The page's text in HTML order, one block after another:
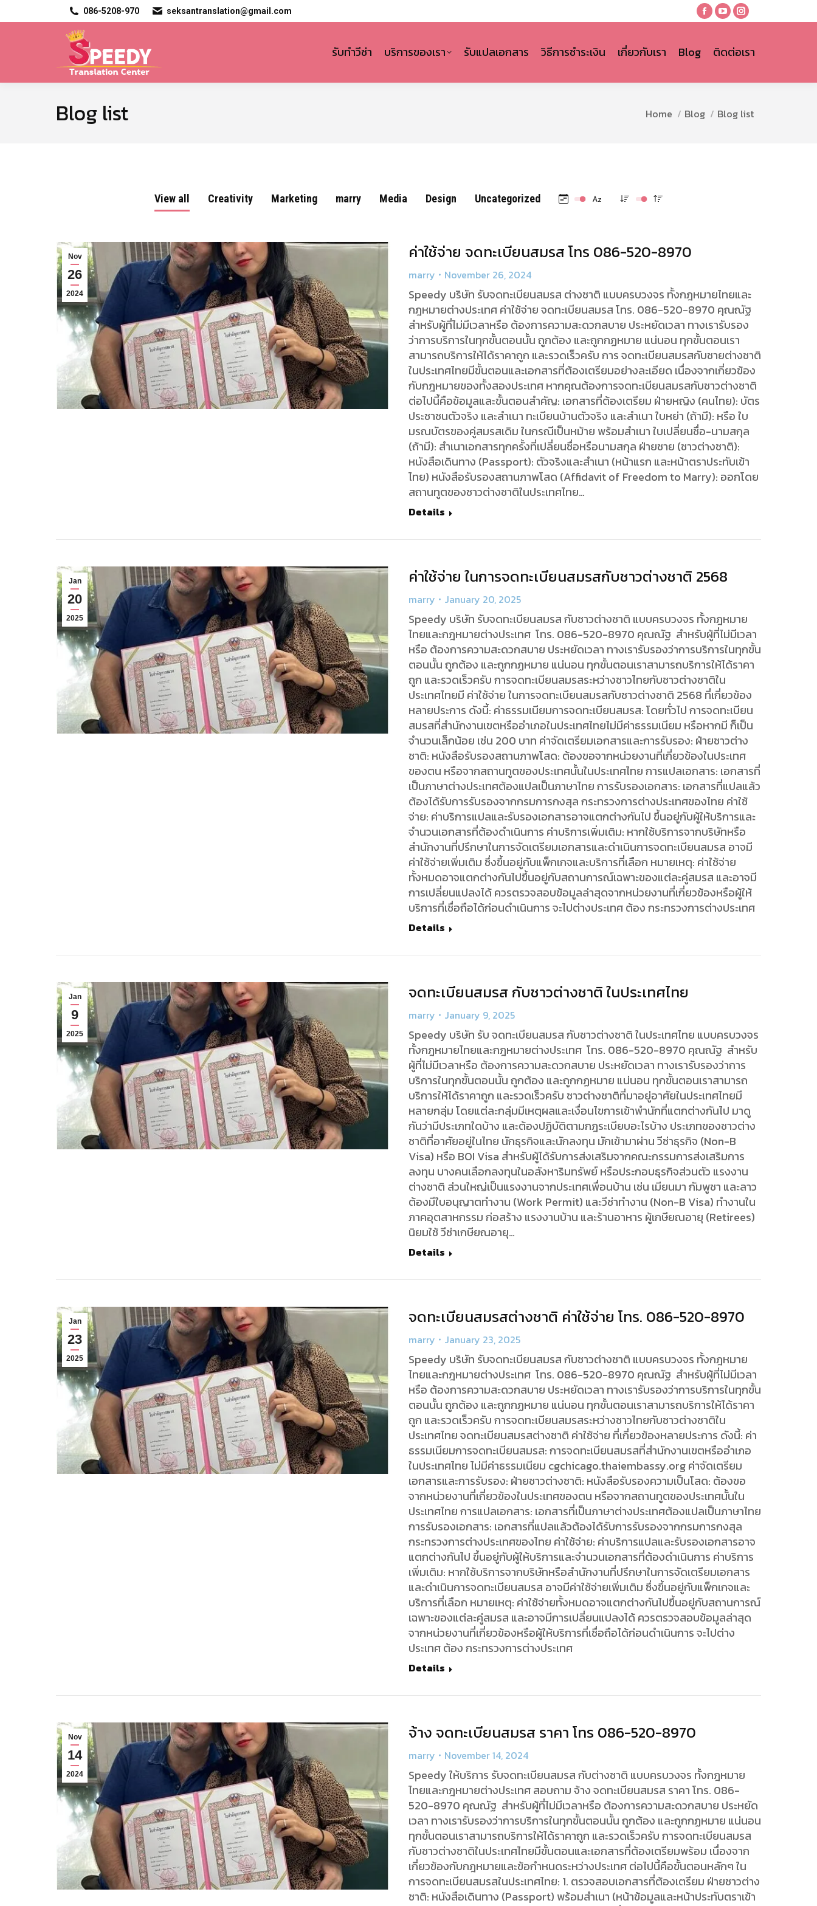
086-5208-970 seksantranslation@gmail.com
Facebook
opens
new
YouTube
opens
new
Instagram
opens
new
รับทำวีซ่า บริการของเรา รับแปลเอกสาร วิธีการชำระเงิน เกี่ยวกับเรา Blog ติดต่อเรา
Blog list You are here:
Home Blog Blog list
View all Creativity Marketing marry Media Design Uncategorized
Nov
26
2024
ค่าใช้จ่าย จดทะเบียนสมรส โทร 086-520-8970
marry November 26, 2024
Speedy บริษัท รับจดทะเบียนสมรส ต่างชาติ แบบครบวงจร ทั้งกฎหมายไทยและ
กฎหมายต่างประเทศ ค่าใช้จ่าย จดทะเบียนสมรส โทร. 086-520-8970 คุณณัฐ
สำหรับผู้ที่ไม่มีเวลาหรือ ต้องการความสะดวกสบาย ประหยัดเวลา ทางเรารับรอง
ว่าการบริการในทุกขั้นตอนนั้น ถูกต้อง และถูกกฏหมาย แน่นอน ทุกขั้นตอนเรา
สามารถบริการให้ได้ราคาถูก และรวดเร็วครับ การ จดทะเบียนสมรสกับชายต่างชาติ
ในประเทศไทยมีขั้นตอนและเอกสารที่ต้องเตรียมอย่างละเอียด เนื่องจากเกี่ยวข้อง
กับกฎหมายของทั้งสองประเทศ หากคุณต้องการจดทะเบียนสมรสกับชาวต่างชาติ
ต่อไปนี้คือข้อมูลและขั้นตอนสำคัญ: เอกสารที่ต้องเตรียม ฝ่ายหญิง (คนไทย): บัตร
ประชาชนตัวจริง และสำเนา ทะเบียนบ้านตัวจริง และสำเนา ใบหย่า (ถ้ามี): หรือ ใบ
มรณบัตรของคู่สมรสเดิม ในกรณีเป็นหม้าย พร้อมสำเนา ใบเปลี่ยนชื่อ-นามสกุล
(ถ้ามี): สำเนาเอกสารทุกครั้งที่เปลี่ยนชื่อหรือนามสกุล ฝ่ายชาย (ชาวต่างชาติ):
หนังสือเดินทาง (Passport): ตัวจริงและสำเนา (หน้าแรก และหน้าตราประทับเข้า
ไทย) หนังสือรับรองสถานภาพโสด (Affidavit of Freedom to Marry): ออกโดย
สถานทูตของชาวต่างชาติในประเทศไทย…
Details
Jan
20
2025
ค่าใช้จ่าย ในการจดทะเบียนสมรสกับชาวต่างชาติ 2568
marry January 20, 2025
Speedy บริษัท รับจดทะเบียนสมรส กับชาวต่างชาติ แบบครบวงจร ทั้งกฎหมาย
ไทยและกฎหมายต่างประเทศ โทร. 086-520-8970 คุณณัฐ สำหรับผู้ที่ไม่มีเวลา
หรือ ต้องการความสะดวกสบาย ประหยัดเวลา ทางเรารับรองว่าการบริการในทุกขั้น
ตอนนั้น ถูกต้อง และถูกกฏหมาย แน่นอน ทุกขั้นตอนเราสามารถบริการให้ได้ราคา
ถูก และรวดเร็วครับ การจดทะเบียนสมรสระหว่างชาวไทยกับชาวต่างชาติใน
ประเทศไทยมี ค่าใช้จ่าย ในการจดทะเบียนสมรสกับชาวต่างชาติ 2568 ที่เกี่ยวข้อง
หลายประการ ดังนี้: ค่าธรรมเนียมการจดทะเบียนสมรส: โดยทั่วไป การจดทะเบียน
สมรสที่สำนักงานเขตหรืออำเภอในประเทศไทยไม่มีค่าธรรมเนียม หรือหากมี ก็เป็น
จำนวนเล็กน้อย เช่น 200 บาท ค่าจัดเตรียมเอกสารและการรับรอง: ฝ่ายชาวต่าง
ชาติ: หนังสือรับรองสถานภาพโสด: ต้องขอจากหน่วยงานที่เกี่ยวข้องในประเทศ
ของตน หรือจากสถานทูตของประเทศนั้นในประเทศไทย การแปลเอกสาร: เอกสารที่
เป็นภาษาต่างประเทศต้องแปลเป็นภาษาไทย การรับรองเอกสาร: เอกสารที่แปลแล้ว
ต้องได้รับการรับรองจากกรมการกงสุล กระทรวงการต่างประเทศของไทย ค่าใช้
จ่าย: ค่าบริการแปลและรับรองเอกสารอาจแตกต่างกันไป ขึ้นอยู่กับผู้ให้บริการและ
จำนวนเอกสารที่ต้องดำเนินการ ค่าบริการเพิ่มเติม: หากใช้บริการจากบริษัทหรือ
สำนักงานที่ปรึกษาในการจัดเตรียมเอกสารและดำเนินการจดทะเบียนสมรส อาจมี
ค่าใช้จ่ายเพิ่มเติม ซึ่งขึ้นอยู่กับแพ็กเกจและบริการที่เลือก หมายเหตุ: ค่าใช้จ่าย
ทั้งหมดอาจแตกต่างกันไปขึ้นอยู่กับสถานการณ์เฉพาะของแต่ละคู่สมรส และอาจมี
การเปลี่ยนแปลงได้ ควรตรวจสอบข้อมูลล่าสุดจากหน่วยงานที่เกี่ยวข้องหรือผู้ให้
บริการที่เชื่อถือได้ก่อนดำเนินการ จะไปต่างประเทศ ต้อง กระทรวงการต่างประเทศ
Details
Jan
9
2025
จดทะเบียนสมรส กับชาวต่างชาติ ในประเทศไทย
marry January 9, 2025
Speedy บริษัท รับ จดทะเบียนสมรส กับชาวต่างชาติ ในประเทศไทย แบบครบวงจร
ทั้งกฎหมายไทยและกฎหมายต่างประเทศ โทร. 086-520-8970 คุณณัฐ สำหรับ
ผู้ที่ไม่มีเวลาหรือ ต้องการความสะดวกสบาย ประหยัดเวลา ทางเรารับรองว่าการ
บริการในทุกขั้นตอนนั้น ถูกต้อง และถูกกฏหมาย แน่นอน ทุกขั้นตอนเราสามารถ
บริการให้ได้ราคาถูก และรวดเร็วครับ ชาวต่างชาติที่มาอยู่อาศัยในประเทศไทยมี
หลายกลุ่ม โดยแต่ละกลุ่มมีเหตุผลและเงื่อนไขการเข้าพำนักที่แตกต่างกันไป มาดู
กันว่ามีประเภทใดบ้าง และต้องปฏิบัติตามกฎระเบียบอะไรบ้าง ประเภทของชาวต่าง
ชาติที่อาศัยอยู่ในไทย นักธุรกิจและนักลงทุน มักเข้ามาผ่าน วีซ่าธุรกิจ (Non-B
Visa) หรือ BOI Visa สำหรับผู้ได้รับการส่งเสริมจากคณะกรรมการส่งเสริมการ
ลงทุน บางคนเลือกลงทุนในอสังหาริมทรัพย์ หรือประกอบธุรกิจส่วนตัว แรงงาน
ต่างชาติ ส่วนใหญ่เป็นแรงงานจากประเทศเพื่อนบ้าน เช่น เมียนมา กัมพูชา และลาว
ต้องมีใบอนุญาตทำงาน (Work Permit) และวีซ่าทำงาน (Non-B Visa) ทำงานใน
ภาคอุตสาหกรรม ก่อสร้าง แรงงานบ้าน และร้านอาหาร ผู้เกษียณอายุ (Retirees)
นิยมใช้ วีซ่าเกษียณอายุ…
Details
Jan
23
2025
จดทะเบียนสมรสต่างชาติ ค่าใช้จ่าย โทร. 086-520-8970
marry January 23, 2025
Speedy บริษัท รับจดทะเบียนสมรส กับชาวต่างชาติ แบบครบวงจร ทั้งกฎหมาย
ไทยและกฎหมายต่างประเทศ โทร. 086-520-8970 คุณณัฐ สำหรับผู้ที่ไม่มีเวลา
หรือ ต้องการความสะดวกสบาย ประหยัดเวลา ทางเรารับรองว่าการบริการในทุกขั้น
ตอนนั้น ถูกต้อง และถูกกฏหมาย แน่นอน ทุกขั้นตอนเราสามารถบริการให้ได้ราคา
ถูก และรวดเร็วครับ การจดทะเบียนสมรสระหว่างชาวไทยกับชาวต่างชาติใน
ประเทศไทย จดทะเบียนสมรสต่างชาติ ค่าใช้จ่าย ที่เกี่ยวข้องหลายประการ ดังนี้: ค่า
ธรรมเนียมการจดทะเบียนสมรส: การจดทะเบียนสมรสที่สำนักงานเขตหรืออำเภอ
ในประเทศไทย ไม่มีค่าธรรมเนียม cgchicago.thaiembassy.org ค่าจัดเตรียม
เอกสารและการรับรอง: ฝ่ายชาวต่างชาติ: หนังสือรับรองความเป็นโสด: ต้องขอ
จากหน่วยงานที่เกี่ยวข้องในประเทศของตน หรือจากสถานทูตของประเทศนั้นใน
ประเทศไทย การแปลเอกสาร: เอกสารที่เป็นภาษาต่างประเทศต้องแปลเป็นภาษาไทย
การรับรองเอกสาร: เอกสารที่แปลแล้วต้องได้รับการรับรองจากกรมการกงสุล
กระทรวงการต่างประเทศของไทย ค่าใช้จ่าย: ค่าบริการแปลและรับรองเอกสารอาจ
แตกต่างกันไป ขึ้นอยู่กับผู้ให้บริการและจำนวนเอกสารที่ต้องดำเนินการ ค่าบริการ
เพิ่มเติม: หากใช้บริการจากบริษัทหรือสำนักงานที่ปรึกษาในการจัดเตรียมเอกสาร
และดำเนินการจดทะเบียนสมรส อาจมีค่าใช้จ่ายเพิ่มเติม ซึ่งขึ้นอยู่กับแพ็กเกจและ
บริการที่เลือก หมายเหตุ: ค่าใช้จ่ายทั้งหมดอาจแตกต่างกันไปขึ้นอยู่กับสถานการณ์
เฉพาะของแต่ละคู่สมรส และอาจมีการเปลี่ยนแปลงได้ ควรตรวจสอบข้อมูลล่าสุด
จากหน่วยงานที่เกี่ยวข้องหรือผู้ให้บริการที่เชื่อถือได้ก่อนดำเนินการ จะไปต่าง
ประเทศ ต้อง กระทรวงการต่างประเทศ
Details
Nov
14
2024
จ้าง จดทะเบียนสมรส ราคา โทร 086-520-8970
marry November 14, 2024
Speedy ให้บริการ รับจดทะเบียนสมรส กับต่างชาติ แบบครบวงจร ทั้งกฎหมาย
ไทยและกฎหมายต่างประเทศ สอบถาม จ้าง จดทะเบียนสมรส ราคา โทร. 086-
520-8970 คุณณัฐ สำหรับผู้ที่ไม่มีเวลาหรือ ต้องการความสะดวกสบาย ประหยัด
เวลา ทางเรารับรองว่าการบริการในทุกขั้นตอนนั้น ถูกต้อง และถูกกฏหมาย แน่นอน
ทุกขั้นตอนเราสามารถบริการให้ได้ราคาถูก และรวดเร็วครับ การจดทะเบียนสมรส
กับชาวต่างชาติในประเทศไทยมีขั้นตอนและเอกสารที่ต้องเตรียมพร้อม เนื่องจาก
เกี่ยวข้องกับกฎหมายและข้อกำหนดระหว่างประเทศ ต่อไปนี้คือขั้นตอนหลักๆ ใน
การจดทะเบียนสมรสในประเทศไทย: 1. ตรวจสอบเอกสารที่ต้องเตรียม ฝ่ายชาวต่าง
ชาติ: หนังสือเดินทาง (Passport) พร้อมสำเนา (หน้าข้อมูลและหน้าประทับตราเข้า